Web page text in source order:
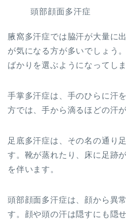
頭部顔面多汗症
腋窩多汗症では脇汗が大量に
が気になる方が多いでしょう
ばかりを選ぶようになってし
手掌多汗症は、手のひらに汗
方では、手から滴るほどの汗
足底多汗症は、その名の通り
す。靴が蒸れたり、床に足跡
を伴います。
頭部顔面多汗症は、顔から異
す。顔や頭の汗は隠すにも隠